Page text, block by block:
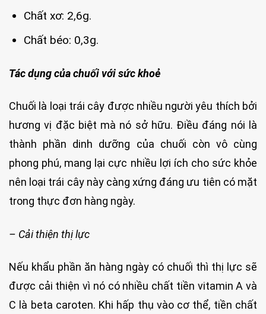
Chất xơ: 2,6g.
Chất béo: 0,3g.
Tác dụng của chuối với sức khoẻ
Chuối là loại trái cây được nhiều người yêu thích bởi
hương vị đặc biệt mà nó sở hữu. Điều đáng nói là
thành phần dinh dưỡng của chuối còn vô cùng
phong phú, mang lại cực nhiều lợi ích cho sức khỏe
nên loại trái cây này càng xứng đáng ưu tiên có mặt
trong thực đơn hàng ngày.
– Cải thiện thị lực
Nếu khẩu phần ăn hàng ngày có chuối thì thị lực sẽ
được cải thiện vì nó có nhiều chất tiền vitamin A và
C là beta caroten. Khi hấp thụ vào cơ thể, tiền chất